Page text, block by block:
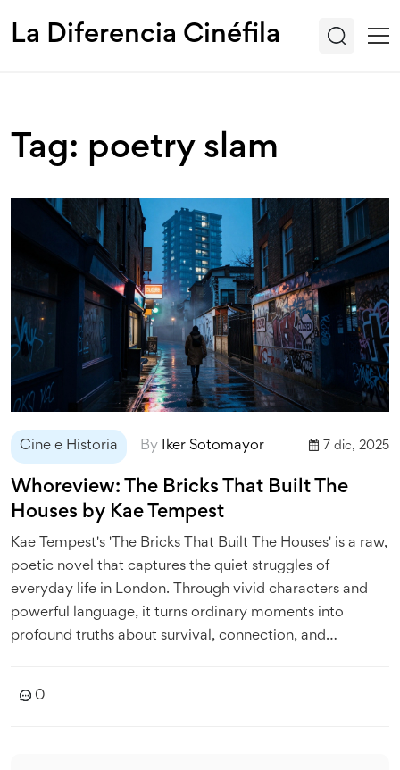
La Diferencia Cinéfila
Tag: poetry slam
Cine e Historia By Iker Sotomayor 7 dic, 2025
Whoreview: The Bricks That Built The
Houses by Kae Tempest
Kae Tempest's 'The Bricks That Built The Houses' is a raw,
poetic novel that captures the quiet struggles of
everyday life in London. Through vivid characters and
powerful language, it turns ordinary moments into
profound truths about survival, connection, and
0